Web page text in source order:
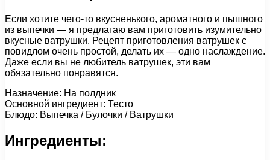
Если хотите чего-то вкусненького, ароматного и пышного
из выпечки — я предлагаю вам приготовить изумительно
вкусные ватрушки. Рецепт приготовления ватрушек с
повидлом очень простой, делать их — одно наслаждение.
Даже если вы не любитель ватрушек, эти вам
обязательно понравятся.
Назначение: На полдник
Основной ингредиент: Тесто
Блюдо: Выпечка / Булочки / Ватрушки
Ингредиенты: